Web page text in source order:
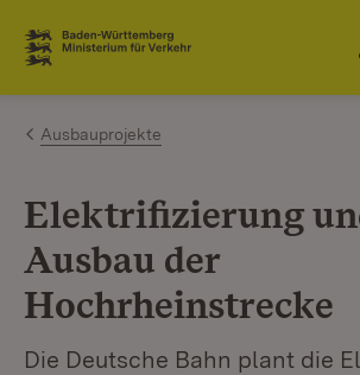
Zum Inhalt springen
Link zur Startseite
Ausbauprojekte
Elektrifizierung
Ausbau der
Hochrheinstrecke
Die Deutsche Bahn plant die